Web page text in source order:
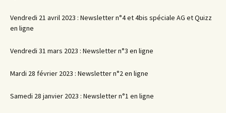
Vendredi 21 avril 2023 : Newsletter n°4 et 4bis spéciale AG et Quizz
en ligne
Vendredi 31 mars 2023 : Newsletter n°3 en ligne
Mardi 28 février 2023 : Newsletter n°2 en ligne
Samedi 28 janvier 2023 : Newsletter n°1 en ligne